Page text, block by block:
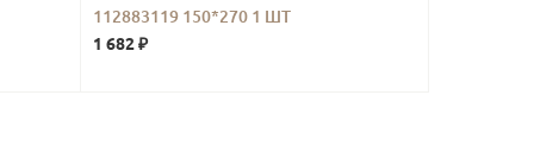
112883119 150*270 1 ШТ
1 682 ₽